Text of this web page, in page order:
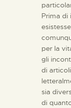
Prima di
per la
gli
di
sia
di